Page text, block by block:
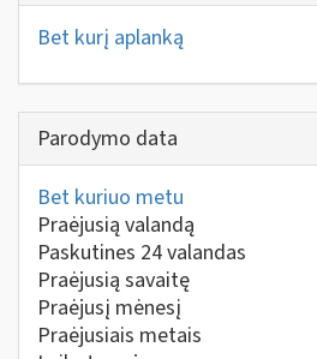
Bet kurį aplanką
Parodymo data
Bet kuriuo metu
Praėjusią valandą
Paskutines 24 valandas
Praėjusią savaitę
Praėjusį mėnesį
Praėjusiais metais